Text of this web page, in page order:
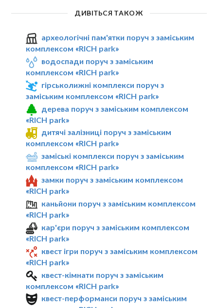
ДИВІТЬСЯ ТАКОЖ
археологічні пам'ятки поруч з заміським
комплексом «RICH park»
водоспади поруч з заміським
комплексом «RICH park»
гірськолижні комплекси поруч з
заміським комплексом «RICH park»
дерева поруч з заміським комплексом
«RICH park»
дитячі залізниці поруч з заміським
комплексом «RICH park»
заміські комплекси поруч з заміським
комплексом «RICH park»
замки поруч з заміським комплексом
«RICH park»
каньйони поруч з заміським комплексом
«RICH park»
кар'єри поруч з заміським комплексом
«RICH park»
квест ігри поруч з заміським комплексом
«RICH park»
квест-кімнати поруч з заміським
комплексом «RICH park»
квест-перформанси поруч з заміським